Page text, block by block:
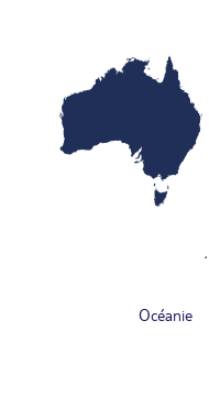
Océanie